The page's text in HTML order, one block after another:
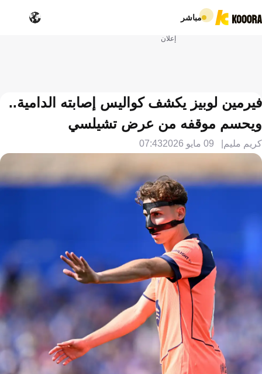
مباشر
إعلان
فيرمين لوبيز يكشف كواليس إصابته الدامية..
ويحسم موقفه من عرض تشيلسي
كريم مليم 09 مايو 2026 07:43